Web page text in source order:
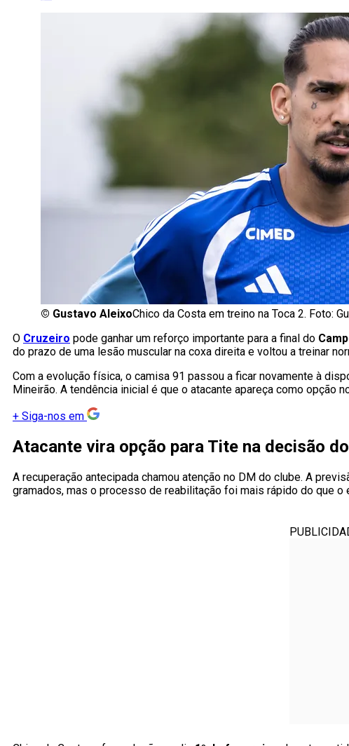
© Gustavo AleixoChico da Costa em treino na Toca 2. Foto:
O Cruzeiro pode ganhar um reforço importante para a final do
do prazo de uma lesão muscular na coxa direita e voltou a treinar
Com a evolução física, o camisa 91 passou a ficar novamente à
Mineirão. A tendência inicial é que o atacante apareça como opção
+ Siga-nos em
Atacante vira opção para Tite na decisão
A recuperação antecipada chamou atenção no DM do clube. A
gramados, mas o processo de reabilitação foi mais rápido do que o